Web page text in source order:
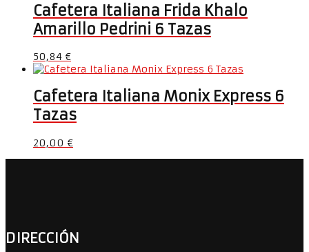
Cafetera Italiana Frida Khalo
Amarillo Pedrini 6 Tazas
50,84€
Cafetera Italiana Monix Express 6
Tazas
20,00€
DIRECCIÓN